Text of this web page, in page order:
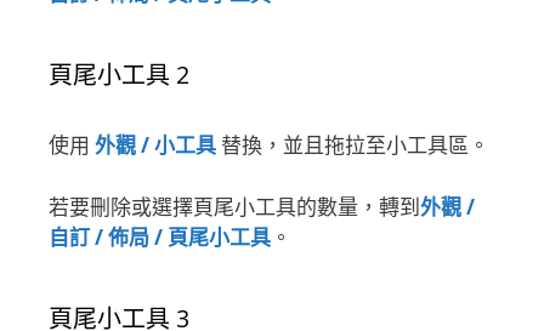
頁尾小工具 2
使用 外觀 / 小工具 替換，並且拖拉至小工具區。
若要刪除或選擇頁尾小工具的數量，轉到外觀 /
自訂 / 佈局 / 頁尾小工具 。
頁尾小工具 3